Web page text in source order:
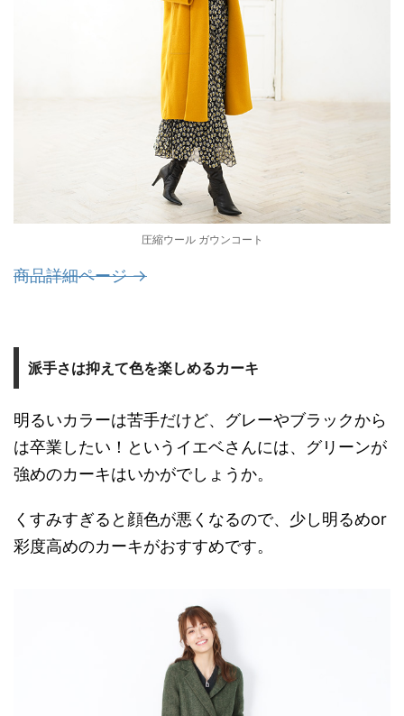
圧縮ウール ガウンコート
商品詳細ページ →
派手さは抑えて色を楽しめるカーキ
明るいカラーは苦手だけど、グレーやブラックから
は卒業したい！というイエベさんには、グリーンが
強めのカーキはいかがでしょうか。
くすみすぎると顔色が悪くなるので、少し明るめor
彩度高めのカーキがおすすめです。